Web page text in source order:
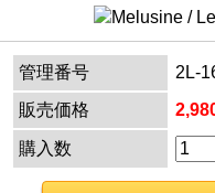
管理番号
2L-
販売価格
購入数